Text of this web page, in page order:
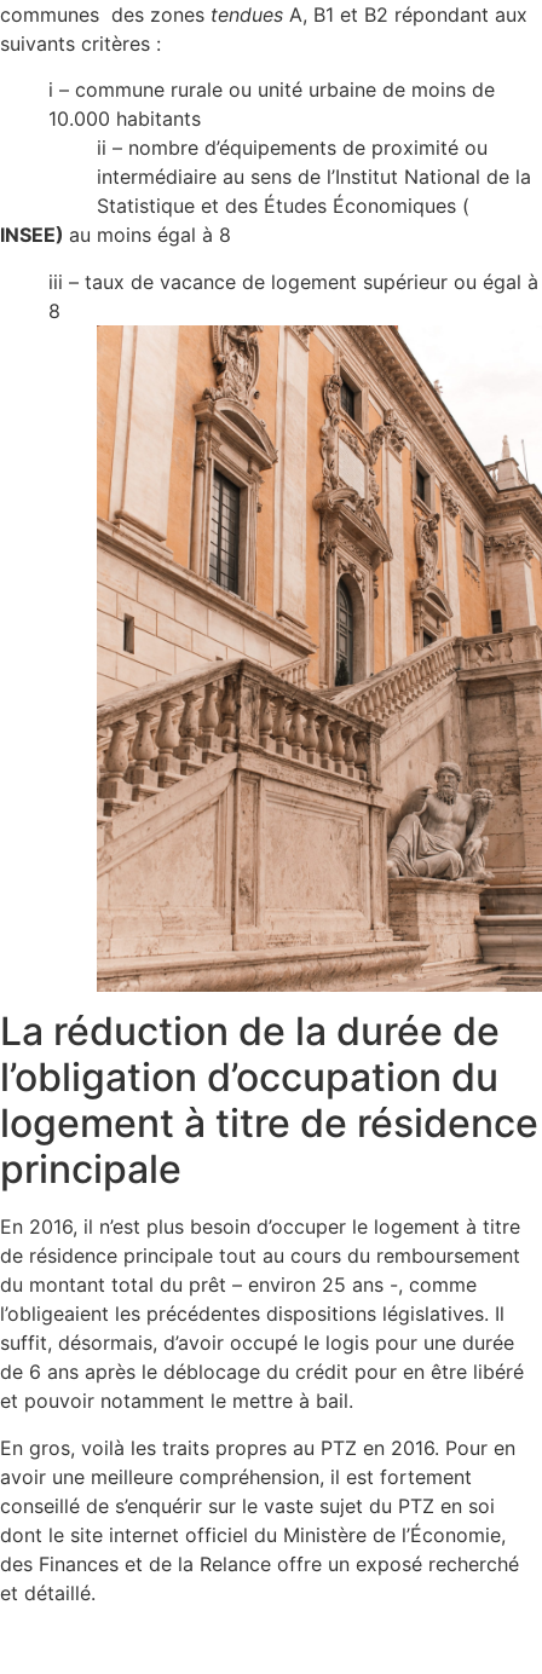
communes des zones tendues A, B1 et B2 répondant aux
suivants critères :
i – commune rurale ou unité urbaine de moins de
10.000 habitants
ii – nombre d’équipements de proximité ou
intermédiaire au sens de l’Institut National de la
Statistique et des Études Économiques (
INSEE) au moins égal à 8
iii – taux de vacance de logement supérieur ou égal à
8
La réduction de la durée de
l’obligation d’occupation du
logement à titre de résidence
principale
En 2016, il n’est plus besoin d’occuper le logement à titre
de résidence principale tout au cours du remboursement
du montant total du prêt – environ 25 ans -, comme
l’obligeaient les précédentes dispositions législatives. Il
suffit, désormais, d’avoir occupé le logis pour une durée
de 6 ans après le déblocage du crédit pour en être libéré
et pouvoir notamment le mettre à bail.
En gros, voilà les traits propres au PTZ en 2016. Pour en
avoir une meilleure compréhension, il est fortement
conseillé de s’enquérir sur le vaste sujet du PTZ en soi
dont le site internet officiel du Ministère de l’Économie,
des Finances et de la Relance offre un exposé recherché
et détaillé.